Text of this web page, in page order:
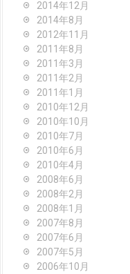
2014年12月
2014年8月
2012年11月
2011年8月
2011年3月
2011年2月
2011年1月
2010年12月
2010年10月
2010年7月
2010年6月
2010年4月
2008年6月
2008年2月
2008年1月
2007年8月
2007年6月
2007年5月
2006年10月